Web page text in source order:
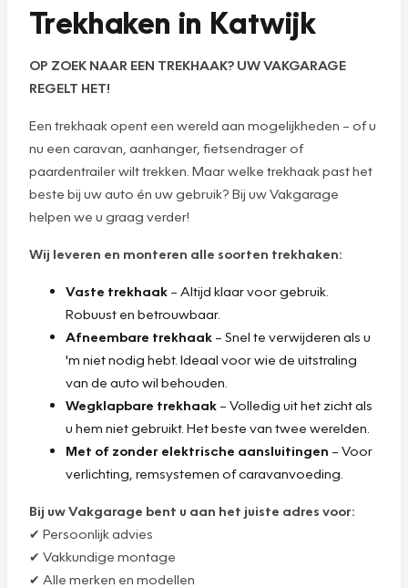
Trekhaken in Katwijk
OP ZOEK NAAR EEN TREKHAAK? UW VAKGARAGE
REGELT HET!
Een trekhaak opent een wereld aan mogelijkheden – of u
nu een caravan, aanhanger, fietsendrager of
paardentrailer wilt trekken. Maar welke trekhaak past het
beste bij uw auto én uw gebruik? Bij uw Vakgarage
helpen we u graag verder!
Wij leveren en monteren alle soorten trekhaken:
Vaste trekhaak – Altijd klaar voor gebruik.
Robuust en betrouwbaar.
Afneembare trekhaak – Snel te verwijderen als u
'm niet nodig hebt. Ideaal voor wie de uitstraling
van de auto wil behouden.
Wegklapbare trekhaak – Volledig uit het zicht als
u hem niet gebruikt. Het beste van twee werelden.
Met of zonder elektrische aansluitingen – Voor
verlichting, remsystemen of caravanvoeding.
Bij uw Vakgarage bent u aan het juiste adres voor:
✔ Persoonlijk advies
✔ Vakkundige montage
✔ Alle merken en modellen